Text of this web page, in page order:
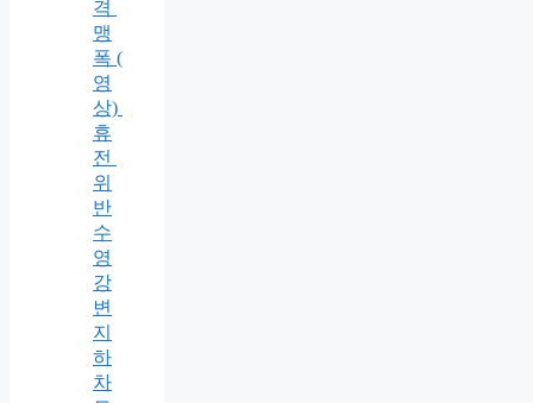
격
맹
폭 (
영
상)
휴
전
위
반
수
영
강
변
지
하
차